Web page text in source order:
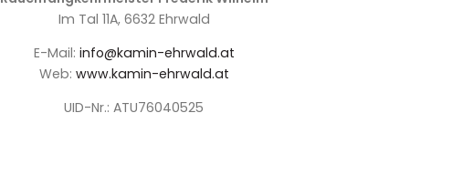
Im Tal 11A, 6632 Ehrwald
E-Mail: info@kamin-ehrwald.at
Web: www.kamin-ehrwald.at
UID-Nr.: ATU76040525